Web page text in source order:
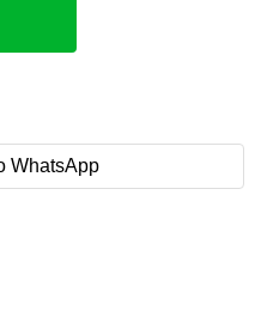
WhatsApp